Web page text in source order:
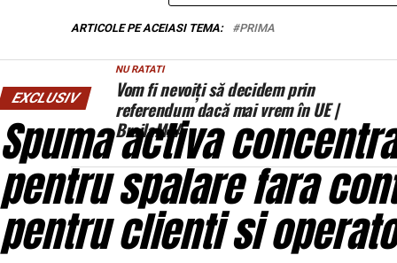
ARTICOLE PE ACEIASI TEMA: PRIMA
NU RATATI
Vom fi nevoiți să decidem prin
referendum dacă mai vrem în UE |
BrailaMEA
EXCLUSIV
Spuma activa
pentru spalare fara
pentru clienti si